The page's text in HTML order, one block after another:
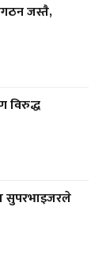
जस्तै,
विरुद्ध
सुपरभाइजरले